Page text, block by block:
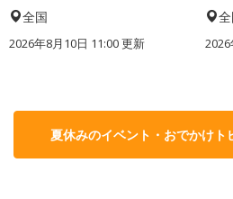
全国
2026年8月10日 11:00更新
夏休みのイベント・おでかけト